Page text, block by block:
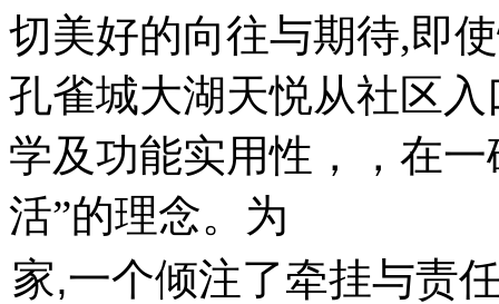
切美好的向往与期待,即
孔雀城大湖天悦从社区
学及功能实用性，，在
活”的理念。为
家,一个倾注了牵挂与责